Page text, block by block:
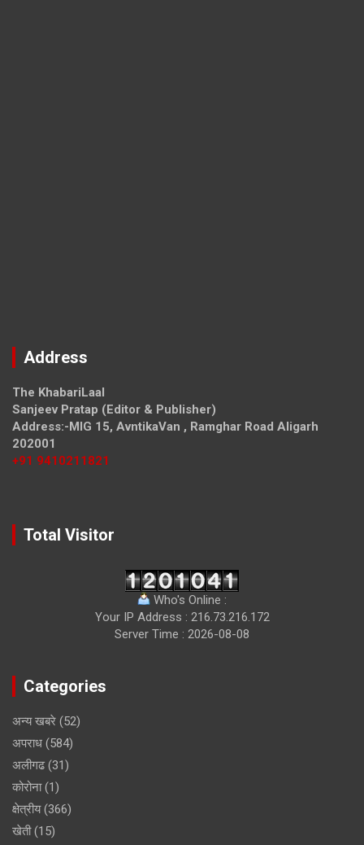
Address
The KhabariLaal
Sanjeev Pratap (Editor & Publisher)
Address:-MIG 15, AvntikaVan , Ramghar Road Aligarh
202001
+91 9410211821
Total Visitor
Who's Online :
Your IP Address : 216.73.216.172
Server Time : 2026-08-08
Categories
अन्य खबरे (52)
अपराध (584)
अलीगढ(31)
कोरोना(1)
क्षेत्रीय(366)
खेती(15)